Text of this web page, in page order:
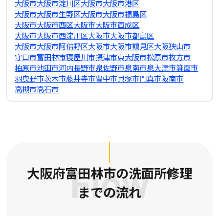
大阪市大阪市淀川区大阪市大阪市港区
大阪市大阪市生野区大阪市大阪市福島区
大阪市大阪市西区大阪市大阪市西成区
大阪市大阪市西淀川区大阪市大阪市都島区
大阪市大阪市阿倍野区大阪市大阪市鶴見区大阪狭山市
守口市富田林市寝屋川市摂津市東大阪市松原市枚方市
柏原市池田市河内長野市泉佐野市泉南市泉大津市箕面市
羽曳野市茨木市藤井寺市豊中市貝塚市門真市阪南市
高槻市高石市
大阪府富田林市の洗面所修理
までの流れ
Flow